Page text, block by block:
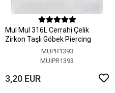
MuI MuI 316L Cerrahi Çelik
Zirkon Taşlı Göbek Piercing
MUPR1393
MUIPR1393
3,20 EUR